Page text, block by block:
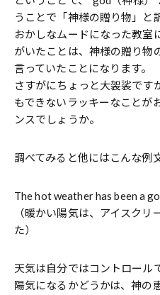
うことで「神様の贈り物」と
おかしなムードになった教室
がいたことは、神様の贈り物
言っていたことになります。
さすがにちょっと大袈裟です
もできないラッキーなことが
ンスでしょうか。
調べてみると他にはこんな例
The hot weather has been a
（暖かい陽気は、アイスク
た）
天気は自分ではコントロール
陽気になるかどうかは、神の